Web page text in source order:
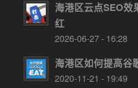
海港区云点SEO效
红
2026-06-27 - 16:28
海港区如何提高谷
2020-11-21 - 19:49